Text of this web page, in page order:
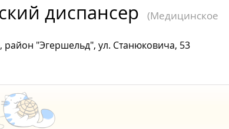
диспансер
(Медицинское
"Эгершельд", ул. Станюковича, 53